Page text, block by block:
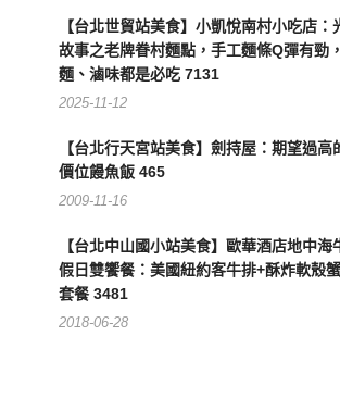
【台北世貿站美食】小凱悅南村小吃店：
故事之老牌眷村麵點，手工麵條Q彈有勁
麵、滷味都是必吃 7131
2025-11-12
【台北行天宮站美食】劍持屋：期望過高
價位饅魚飯 465
2009-11-16
【台北中山國小站美食】歐華酒店地中海
假日雙饗餐：美國紐約客牛排+酥炸軟殼
套餐 3481
2018-06-28